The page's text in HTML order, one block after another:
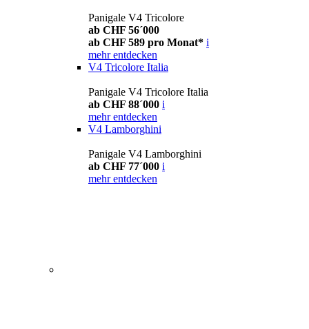
Panigale V4 Tricolore
ab CHF 56´000
ab CHF 589 pro Monat* i
mehr entdecken
V4 Tricolore Italia
Panigale V4 Tricolore Italia
ab CHF 88´000 i
mehr entdecken
V4 Lamborghini
Panigale V4 Lamborghini
ab CHF 77´000 i
mehr entdecken